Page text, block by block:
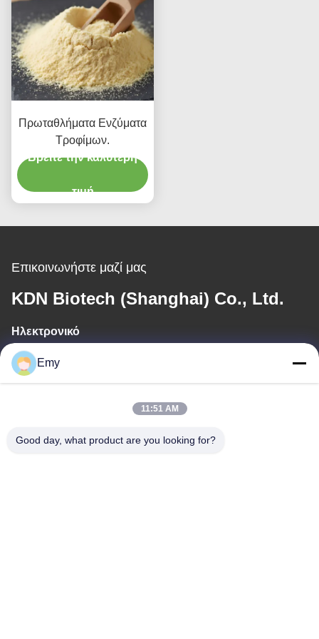
Πρωταθλήματα Ενζύματα
Τροφίμων.
Βρείτε την καλύτερη
τιμή
Επικοινωνήστε μαζί μας
KDN Biotech (Shanghai) Co., Ltd.
Ηλεκτρονικό
panxy@vlandgroup.com
Η διεύθυνσή μας
Emy
11:51 AM
Good day, what product are you looking for?